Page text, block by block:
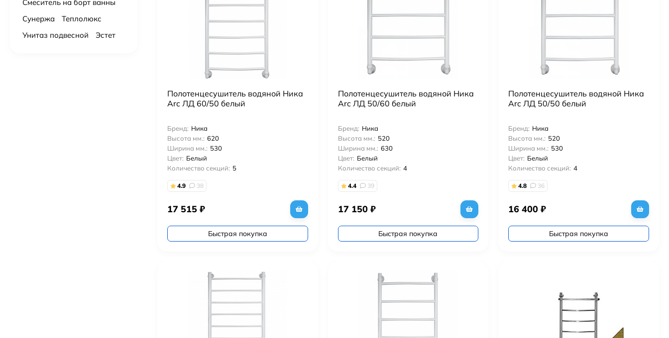
Полотенцесушитель водяной Ника
Arc ЛД 60/50 белый
Бренд: Ника
Высота мм.: 620
Ширина мм.: 530
Цвет: Белый
Количество секций: 5
4.9 38
17 515 ₽
Быстрая покупка
Полотенцесушитель водяной Ника
Arc ЛД 50/60 белый
Бренд: Ника
Высота мм.: 520
Ширина мм.: 630
Цвет: Белый
Количество секций: 4
4.4 39
17 150 ₽
Быстрая покупка
Полотенцесушитель водяной Ника
Arc ЛД 50/50 белый
Бренд: Ника
Высота мм.: 520
Ширина мм.: 530
Цвет: Белый
Количество секций: 4
4.8 36
16 400₽
Быстрая покупка
Смеситель на борт ванны
Сунержа
Теплолюкс
Унитаз подвесной
Эстет